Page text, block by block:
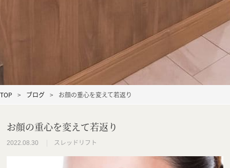
TOP ブログ お顔の重心を変えて若返り
お顔の重心を変えて若返り
2022.08.30 スレッドリフト